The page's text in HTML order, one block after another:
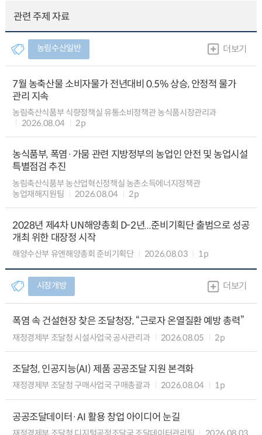
관련 주제 자료
농림수산일반 더보기
7월 농축산물 소비자물가 전년대비 0.5% 상승, 안정적 물가
관리 지속
농림축산식품부 식량정책실 유통소비정책관 농식품시장관리과
2026.08.04
2p
농식품부, 폭염·가뭄 관련 지방정부의 농업인 안전 및 농업시설
특별점검 추진
농림축산식품부 농산업혁신정책실 농촌소득에너지정책관
농업재해지원팀
2026.08.04 2p
2028년 제4차 UN해양총회 D-2년...준비기획단 출범으로 성공
개최 위한 대장정 시작
해양수산부 유엔해양총회 준비기획단 2026.08.03 1p
시장개방 더보기
폭염 속 건설현장 찾은 조달청장, “근로자 온열질환 예방 총력”
재정경제부 조달청 시설사업국 공사관리과 2026.08.05 2p
조달청, 인공지능(AI) 제품 공공조달 지원 본격화
재정경제부 조달청 구매사업국 구매총괄과 2026.08.04 1p
공공조달데이터·AI 활용 창업 아이디어 눈길